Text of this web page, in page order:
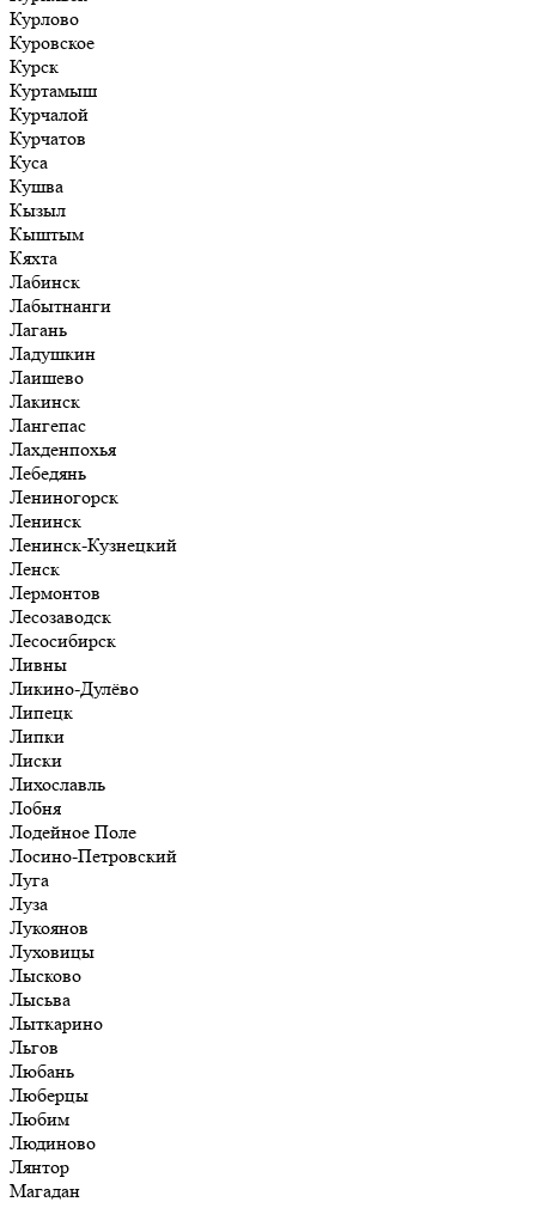
Курлово
Куровское
Курск
Куртамыш
Курчалой
Курчатов
Куса
Кушва
Кызыл
Кыштым
Кяхта
Лабинск
Лабытнанги
Лагань
Ладушкин
Лаишево
Лакинск
Лангепас
Лахденпохья
Лебедянь
Лениногорск
Ленинск
Ленинск-Кузнецкий
Ленск
Лермонтов
Лесозаводск
Лесосибирск
Ливны
Ликино-Дулёво
Липецк
Липки
Лиски
Лихославль
Лобня
Лодейное Поле
Лосино-Петровский
Луга
Луза
Лукоянов
Луховицы
Лысково
Лысьва
Лыткарино
Льгов
Любань
Люберцы
Любим
Людиново
Лянтор
Магадан